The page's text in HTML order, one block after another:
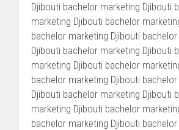
Djibouti bachelor marketing Djibouti
marketing Djibouti bachelor
bachelor marketing Djibouti
Djibouti bachelor marketing Djibouti
marketing Djibouti bachelor
bachelor marketing Djibouti
Djibouti bachelor marketing Djibouti
marketing Djibouti bachelor
bachelor marketing Djibouti